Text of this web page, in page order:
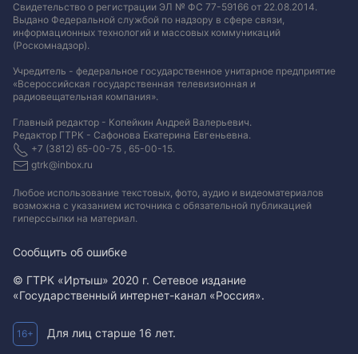
Свидетельство о регистрации ЭЛ № ФС 77-59166 от 22.08.2014.
Выдано Федеральной службой по надзору в сфере связи,
информационных технологий и массовых коммуникаций
(Роскомнадзор).
Учредитель - федеральное государственное унитарное предприятие
«Всероссийская государственная телевизионная и
радиовещательная компания».
Главный редактор - Копейкин Андрей Валерьевич.
Редактор ГТРК - Сафонова Екатерина Евгеньевна.
+7 (3812) 65-00-75 , 65-00-15.
gtrk@inbox.ru
Любое использование текстовых, фото, аудио и видеоматериалов
возможна с указанием источника с обязательной публикацией
гиперссылки на материал.
Сообщить об ошибке
© ГТРК «Иртыш» 2020 г. Сетевое издание
«Государственный интернет-канал «Россия».
16+ Для лиц старше 16 лет.